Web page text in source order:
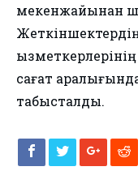
мекенжайынан
сағат
табысталды.